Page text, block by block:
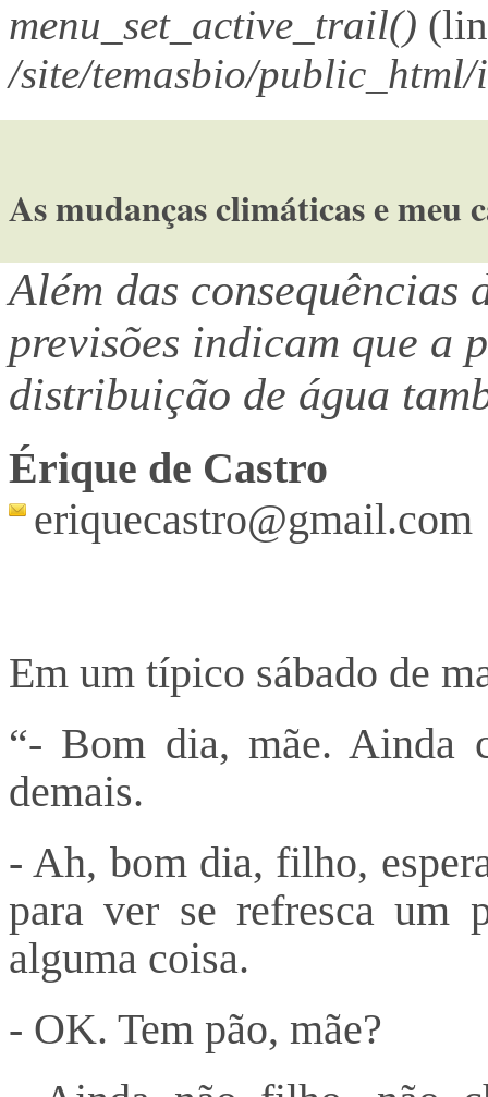
menu_set_active_trail()
/site/temasbio/
As mudanças climáticas e meu
Além das consequências
previsões indicam que a
distribuição de água
Érique de Castro
eriquecastro@gmail.com
Em um típico sábado de
“- Bom dia, mãe. Ainda
demais.
- Ah, bom dia, filho,
para ver se refresca um
alguma coisa.
- OK. Tem pão, mãe?